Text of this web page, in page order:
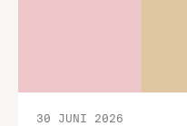
30 JUNI 2026